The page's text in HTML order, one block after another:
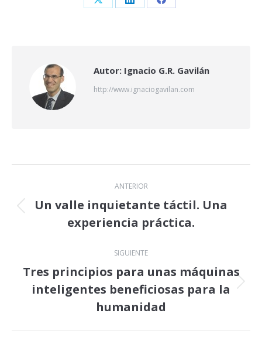
Share Share Share
Autor: Ignacio G.R. Gavilán
http://www.ignaciogavilan.com
Navegación
entre
publicaciones
ANTERIOR
Publicación
anterior:
Un valle inquietante táctil. Una
experiencia práctica.
SIGUIENTE
Publicación
siguiente:
Tres principios para unas máquinas
inteligentes beneficiosas para la
humanidad